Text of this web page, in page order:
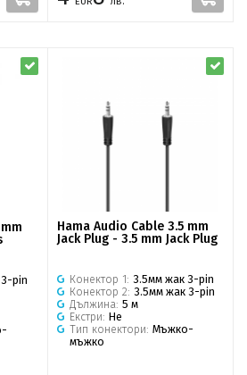
pin
Hama Audio Cable 3.5 mm
Jack Plug - 3.5 mm Jack Plug
Конектор 1: 3.5мм жак 3-pin
Конектор 2: 3.5мм жак 3-pin
Дължина: 5 м
Екстри: Не
Тип конектори: Мъжко-
мъжко